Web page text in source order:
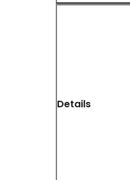
Details